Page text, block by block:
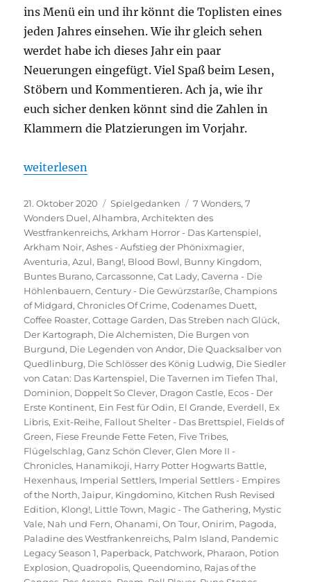
ins Menü ein und ihr könnt die Toplisten eines
jeden Jahres einsehen. Wie ihr gleich sehen
werdet habe ich dieses Jahr ein paar
Neuerungen eingefügt. Viel Spaß beim Lesen,
Stöbern und Kommentieren. Ach ja, wie ihr
euch sicher denken könnt sind die Zahlen in
Klammern die Platzierungen im Vorjahr.
„Spieltrolls Top 100 – 2020 Edition“
weiterlesen
Veröffentlicht
am
21. Oktober 2020 Kategorien
Spielgedanken Schlagwörter
7 Wonders,7
Wonders Duel,Alhambra,Architekten des
Westfrankenreichs,Arkham Horror - Das Kartenspiel,
Arkham Noir,Ashes - Aufstieg der Phönixmagier,
Aventuria,Azul, Bang!, Blood Bowl, Bunny Kingdom,
Buntes Burano,Carcassonne,Cat Lady,Caverna - Die
Höhlenbauern,Century - Die Gewürzstarße,Champions
of Midgard,Chronicles Of Crime,Codenames Duett,
Coffee Roaster,Cottage Garden, Das Streben nach Glück,
Der Kartograph, Die Alchemisten, Die Burgen von
Burgund, Die Legenden von Andor, Die Quacksalber von
Quedlinburg, Die Schlösser des König Ludwig, Die Siedler
von Catan: Das Kartenspiel, Die Tavernen im Tiefen Thal,
Dominion, Doppelt So Clever, Dragon Castle, Ecos - Der
Erste Kontinent, Ein Fest für Odin, El Grande, Everdell, Ex
Libris, Exit-Reihe, Fallout Shelter - Das Brettspiel, Fields of
Green, Fiese Freunde Fette Feten, Five Tribes,
Flügelschlag,Ganz Schön Clever,Glen More II -
Chronicles, Hanamikoji, Harry Potter Hogwarts Battle,
Hexenhaus, Imperial Settlers, Imperial Settlers - Empires
of the North,Jaipur, Kingdomino, Kitchen Rush Revised
Edition, Klong!, Little Town, Magic - The Gathering, Mystic
Vale, Nah und Fern,Ohanami,On Tour,Onirim, Pagoda,
Paladine des Westfrankenreichs, Palm Island, Pandemic
Legacy Season 1, Paperback, Patchwork, Pharaon, Potion
Explosion,Quadropolis,Queendomino, Rajas of the